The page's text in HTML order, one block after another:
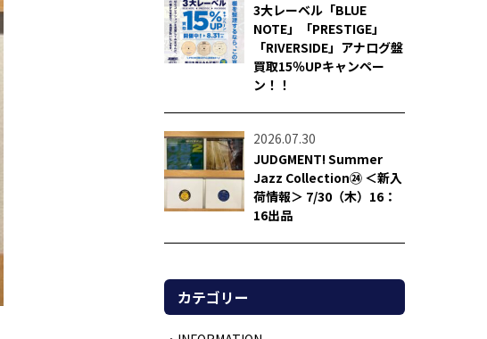
3大レーベル「BLUE
NOTE」「PRESTIGE」
「RIVERSIDE」アナログ盤
買取15％UPキャンペー
ン！！
2026.07.30
JUDGMENT! Summer
Jazz Collection㉔ ＜新入
荷情報＞ 7/30（木）16：
16出品
カテゴリー